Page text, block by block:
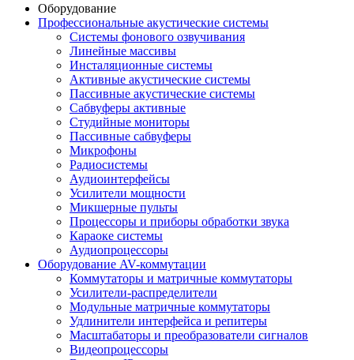
Оборудование
Профессиональные акустические системы
Системы фонового озвучивания
Линейные массивы
Инсталяционные системы
Активные акустические системы
Пассивные акустические системы
Сабвуферы активные
Студийные мониторы
Пассивные сабвуферы
Микрофоны
Радиосистемы
Аудиоинтерфейсы
Усилители мощности
Микшерные пульты
Процессоры и приборы обработки звука
Караоке системы
Аудиопроцессоры
Оборудование AV-коммутации
Коммутаторы и матричные коммутаторы
Усилители-распределители
Модульные матричные коммутаторы
Удлинители интерфейса и репитеры
Масштабаторы и преобразователи сигналов
Видеопроцессоры